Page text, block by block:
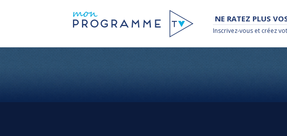
NE RATEZ PLUS
Inscrivez-vous et créez